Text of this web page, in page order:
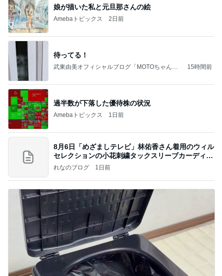
娘が描いた私と元旦那さんの絵
Amebaトピックス 2日前
待ってる！
武東由美オフィシャルブログ「MOTOちゃんと
15時間前
過半数が下落した優待株の状況
Amebaトピックス 1日前
8月6日「めざましテレビ」林佑香さん着用のウィル
セレクションの小花刺繍タックスリーブカーディガ
ン
れなのブログ 1日前